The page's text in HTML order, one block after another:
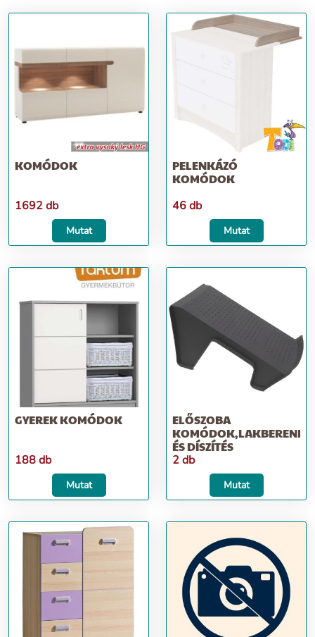
KOMÓDOK
1692 db
Mutat
PELENKÁZÓ
KOMÓDOK
46 db
Mutat
GYEREK KOMÓDOK
188 db
Mutat
ELŐSZOBA
ÉS DÍSZÍTÉS
2 db
Mutat